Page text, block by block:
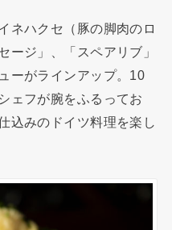
ネハクセ（豚の脚肉のロ
ージ」、「スペアリブ」
ーがラインアップ。10
ェフが腕をふるってお
込みのドイツ料理を楽し